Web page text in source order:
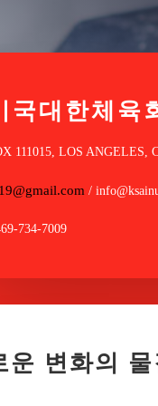
국대한체육
111015, LOS ANGELES,
/
734-7009
운 변화의